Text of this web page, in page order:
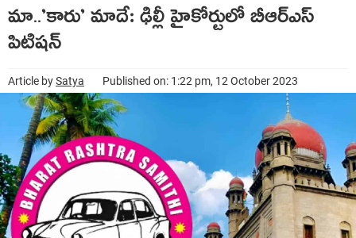
మా..’కారు’ మాదే: ఢిల్లీ హైకోర్టులో బీఆర్ఎస్
పిటిష‌న్‌
Article bySatya Published on: 1:22 pm, 12 October 2023